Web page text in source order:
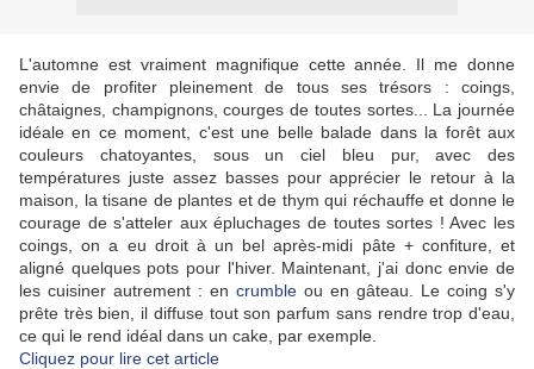
L'automne est vraiment magnifique cette année. Il me donne
envie de profiter pleinement de tous ses trésors : coings,
châtaignes, champignons, courges de toutes sortes... La journée
idéale en ce moment, c'est une belle balade dans la forêt aux
couleurs chatoyantes, sous un ciel bleu pur, avec des
températures juste assez basses pour apprécier le retour à la
maison, la tisane de plantes et de thym qui réchauffe et donne le
courage de s'atteler aux épluchages de toutes sortes ! Avec les
coings, on a eu droit à un bel après-midi pâte + confiture, et
aligné quelques pots pour l'hiver. Maintenant, j'ai donc envie de
les cuisiner autrement : en crumble ou en gâteau. Le coing s'y
prête très bien, il diffuse tout son parfum sans rendre trop d'eau,
ce qui le rend idéal dans un cake, par exemple.
Cliquez pour lire cet article